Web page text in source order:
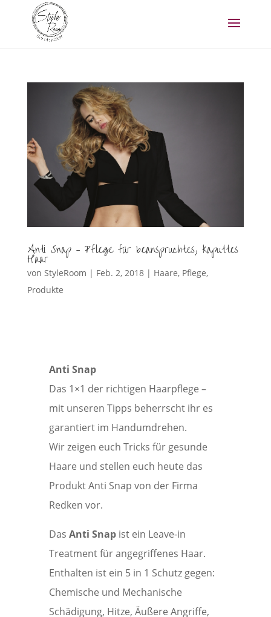
Anti Snap – Pflege für beanspruchtes, kaputtes
Haar
von StyleRoom | Feb. 2, 2018| Haare, Pflege,
Produkte
Anti Snap
Das 1×1 der richtigen Haarpflege –
mit unseren Tipps beherrscht ihr es
garantiert im Handumdrehen.
Wir zeigen euch Tricks für gesunde
Haare und stellen euch heute das
Produkt Anti Snap von der Firma
Redken vor.
Das Anti Snapist ein Leave-in
Treatment für angegriffenes Haar.
Enthalten ist ein 5 in 1 Schutz gegen:
Chemische und Mechanische
Schädigung, Hitze, Äußere Angriffe,